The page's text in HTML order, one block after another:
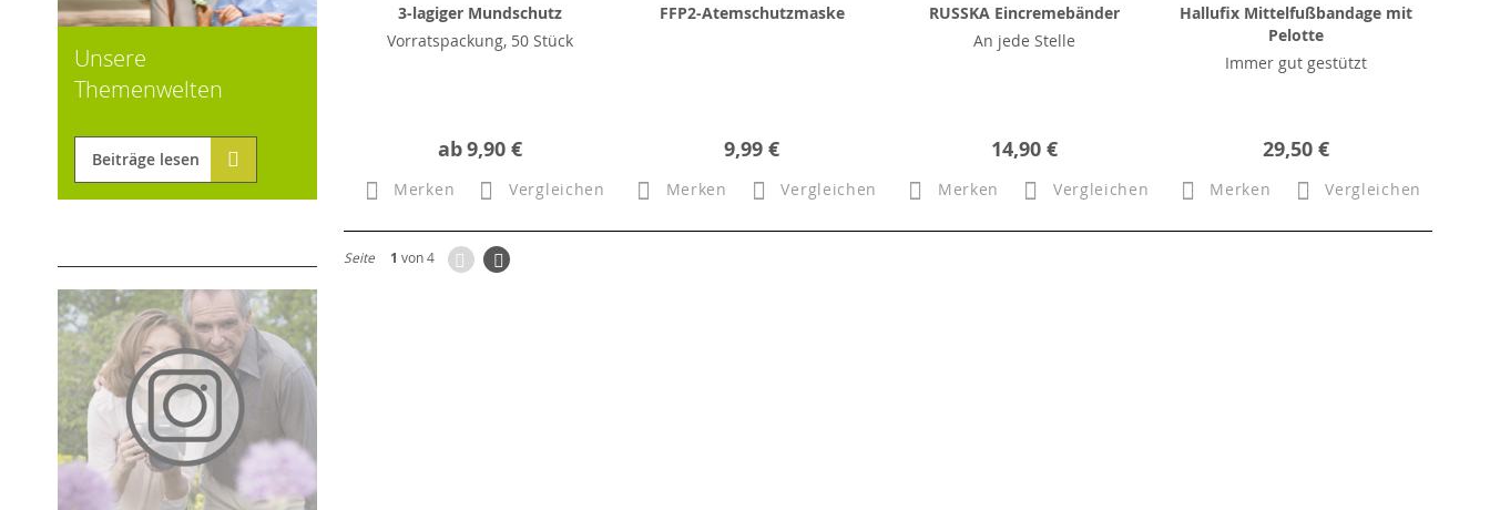
3-lagiger Mundschutz
Vorratspackung, 50 Stück
ab9,90 €
Merken Vergleichen
FFP2-Atemschutzmaske
9,99 €
Merken Vergleichen
RUSSKA Eincremebänder
An jede Stelle
14,90 €
Merken Vergleichen
Hallufix Mittelfußbandage mit
Pelotte
Immer gut gestützt
29,50 €
Merken Vergleichen
Seite 1 von 4 ZurückSeite
Weiter
Unsere
Themenwelten
Beiträge lesen